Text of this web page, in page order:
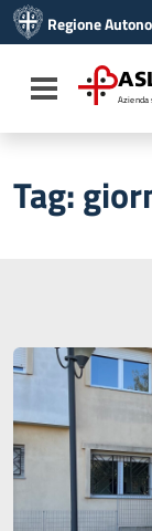
Vai al menu
Vai al footer
Regione
Toggle
Tag: